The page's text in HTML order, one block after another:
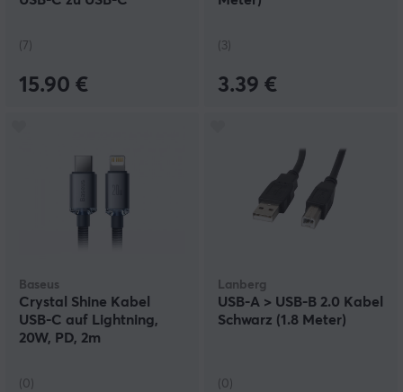
(7)
15.90 €
(3)
3.39 €
Baseus
Crystal Shine Kabel
USB-C auf Lightning,
20W, PD, 2m
(0)
Lanberg
USB-A > USB-B 2.0 Kabel
Schwarz (1.8 Meter)
(0)